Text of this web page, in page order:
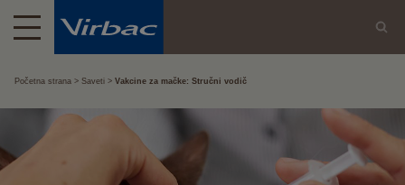
Početna strana Saveti Vakcine za mačke: Stručni vodič